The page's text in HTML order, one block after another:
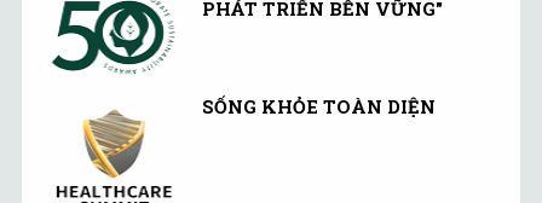
PHÁT TRIỂN BỀN VỮNG"
SỐNG KHỎE TOÀN DIỆN